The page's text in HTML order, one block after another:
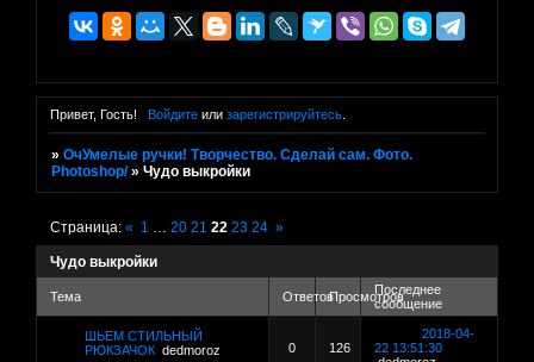
Привет, Гость! Войдитеили зарегистрируйтесь.
»ОчУмелые ручки! Творчество. Сделай сам. Фото.
Photoshop/ »Чудо выкройки
Чудо выкройки
Страница:« 1 20 21 22 23 24 »
Тема ОтветовПросмотровПоследнее
сообщение
ШЬЕМ СТИЛЬНЫЙ
РЮКЗАЧОК dedmoroz 0 126
2018-04-
22 13:51:30